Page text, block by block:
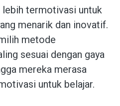
lebih termotivasi untuk
menarik dan inovatif.
metode
sesuai dengan gaya
mereka merasa
untuk belajar.